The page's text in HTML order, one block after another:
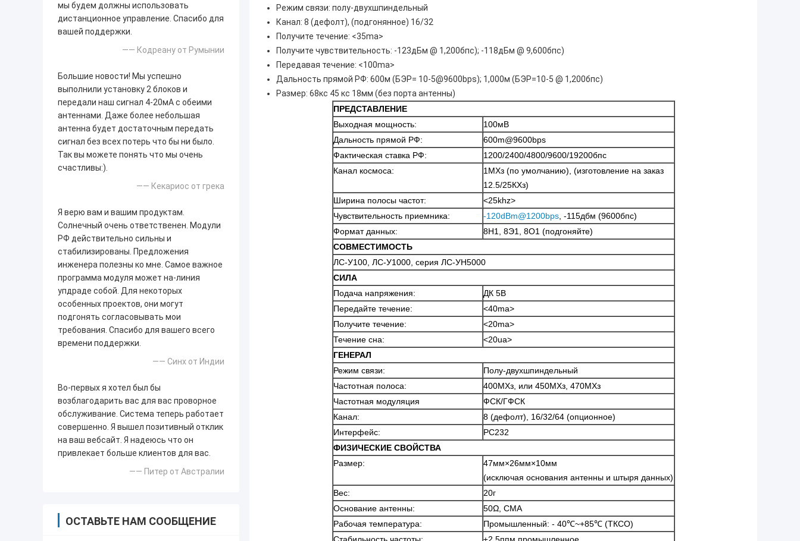
мы будем должны использовать
дистанционное управление. Спасибо для
вашей поддержки.
—— Кодреану от Румынии
Большие новости! Мы успешно
выполнили установку 2 блоков и
передали наш сигнал 4-20мА с обеими
антеннами. Даже более небольшая
антенна будет достаточным передать
сигнал без всех потерь что бы ни было.
Так вы можете понять что мы очень
счастливы:).
—— Кекариос от грека
Я верю вам и вашим продуктам.
Солнечный очень ответственен. Модули
РФ действительно сильны и
стабилизированы. Предложения
инженера полезны ко мне. Самое важное
программа модуля может на-линия
упдраде собой. Для некоторых
особенных проектов, они могут
подгонять согласовывать мои
требования. Спасибо для вашего всего
времени поддержки.
—— Синх от Индии
Во-первых я хотел был бы
возблагодарить вас для вас проворное
обслуживание. Система теперь работает
совершенно. Я вышел позитивный отклик
на ваш вебсайт. Я надеюсь что он
привлекает больше клиентов для вас.
—— Питер от Австралии
ОСТАВЬТЕ НАМ СООБЩЕНИЕ
Режим связи: полу-двухшпиндельный
Канал: 8 (дефолт), (подгонянное) 16/32
Получите течение: <35ma>
Получите чувствительность: -123дБм @ 1,200бпс); -118дБм @ 9,600бпс)
Передавая течение: <100ma>
Дальность прямой РФ: 600м (БЭР= 10-5@9600bps); 1,000м (БЭР=10-5 @ 1,200бпс)
Размер: 68кс 45 кс 18мм (без порта антенны)
ПРЕДСТАВЛЕНИЕ
Выходная мощность:
100мВ
Дальность прямой РФ:
600m@9600bps
Фактическая ставка РФ:
1200/2400/4800/9600/19200бпс
Канал космоса:
1МХз (по умолчанию), (изготовление на заказ
12.5/25КХз)
Ширина полосы частот:
<25khz>
Чувствительность приемника:
-120dBm@1200bps, -115дбм (9600бпс)
Формат данных:
8Н1, 8Э1, 8О1 (подгоняйте)
СОВМЕСТИМОСТЬ
ЛС-У100, ЛС-У1000, серия ЛС-УН5000
СИЛА
Подача напряжения:
ДК 5В
Передайте течение:
<40ma>
Получите течение:
<20ma>
Течение сна:
<20ua>
ГЕНЕРАЛ
Режим связи:
Полу-двухшпиндельный
Частотная полоса:
400МХз, или 450МХз, 470МХз
Частотная модуляция
ФСК/ГФСК
Канал:
8 (дефолт), 16/32/64 (опционное)
Интерфейс:
РС232
ФИЗИЧЕСКИЕ СВОЙСТВА
Размер:
47мм×26мм×10мм
(исключая основания антенны и штыря данных)
Вес:
20г
Основание антенны:
50Ω, СМА
Рабочая температура:
Промышленный: - 40℃~+85℃ (ТКСО)